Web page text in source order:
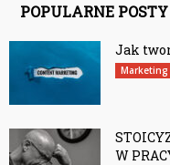
POPULARNE POSTY
Jak
Marketing
W